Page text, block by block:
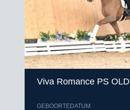
Viva Romance PS OLD
GEBOORTEDATUM